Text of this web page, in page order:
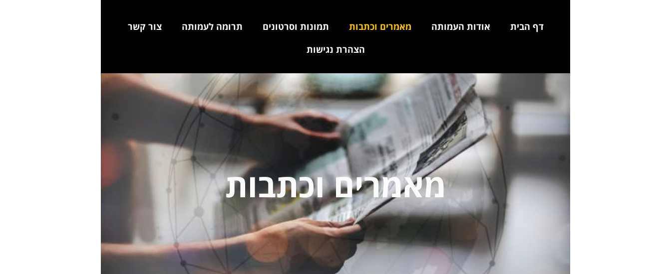
דף הבית אודות העמותה מאמרים וכתבות תמונות וסרטונים תרומה לעמותה
צור קשר
הצהרת נגישות
מאמרים וכתבות